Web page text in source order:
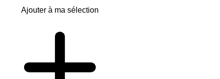
Ajouter à ma sélection